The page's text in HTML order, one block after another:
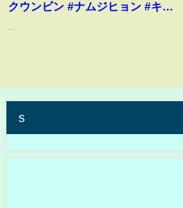
クウンビン #ナムジヒョン #キム
s